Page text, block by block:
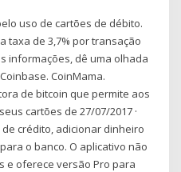
uso de cartões de débito.
taxa de 3,7% por transação
informações, dê uma olhada
CoinMama.
de bitcoin que permite aos
cartões de 27/07/2017 ·
crédito, adicionar dinheiro
o banco. O aplicativo não
e oferece versão Pro para